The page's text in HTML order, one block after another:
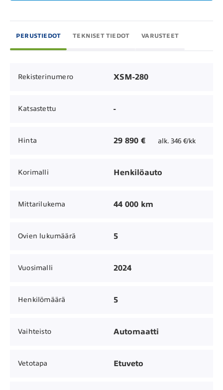
PERUSTIEDOT TEKNISET TIEDOT VARUSTEET
Rekisterinumero XSM-280
Katsastettu -
Hinta 29 890 € alk. 346 €/kk
Korimalli Henkilöauto
Mittarilukema 44 000 km
Ovien lukumäärä 5
Vuosimalli 2024
Henkilömäärä 5
Vaihteisto Automaatti
Vetotapa Etuveto